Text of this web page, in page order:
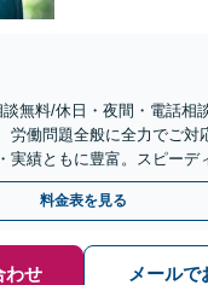
談無料/休日・夜間・電話相
労働問題全般に全力でご対
実績ともに豊富。スピーデ
は頼りになると言われたい
料金表を見る
わせ メールで